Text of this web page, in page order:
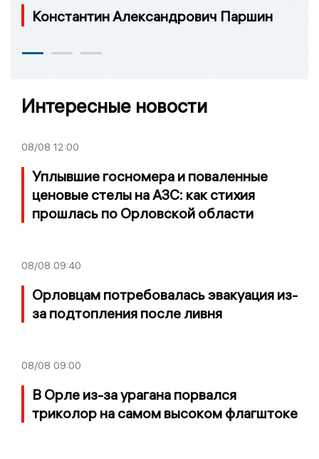
Константин Александрович Паршин
Интересные новости
08/08 12:00
Уплывшие госномера и поваленные
ценовые стелы на АЗС: как стихия
прошлась по Орловской области
08/08 09:40
Орловцам потребовалась эвакуация из-
за подтопления после ливня
08/08 09:00
В Орле из-за урагана порвался
триколор на самом высоком флагштоке